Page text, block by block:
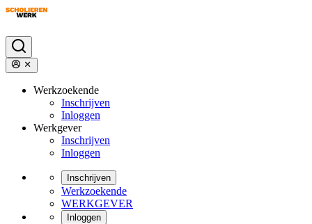
Werkzoekende
Inschrijven
Inloggen
Werkgever
Inschrijven
Inloggen
Inschrijven
Werkzoekende
WERKGEVER
Inloggen